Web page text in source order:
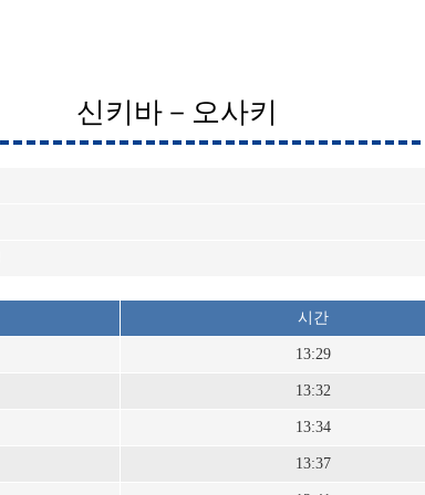
신키바－오사키
시간
13:29
13:32
13:34
13:37